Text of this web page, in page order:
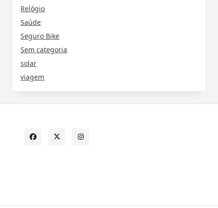
Relógio
Saúde
Seguro Bike
Sem categoria
solar
viagem